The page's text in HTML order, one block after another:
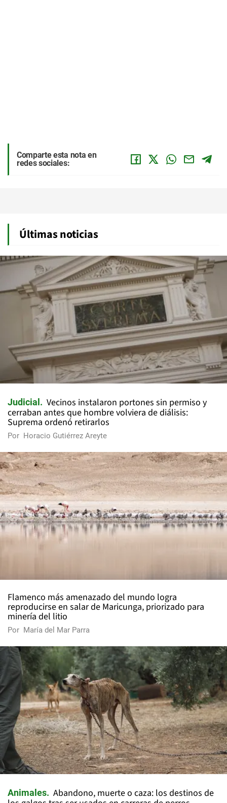
Comparte esta nota en
redes sociales:
Últimas noticias
Judicial
Vecinos instalaron portones sin permiso y
cerraban antes que hombre volviera de diálisis:
Suprema ordenó retirarlos
Por Horacio Gutiérrez Areyte
Flamenco más amenazado del mundo logra
reproducirse en salar de Maricunga, priorizado para
minería del litio
Por María del Mar Parra
Animales
Abandono, muerte o caza: los destinos de